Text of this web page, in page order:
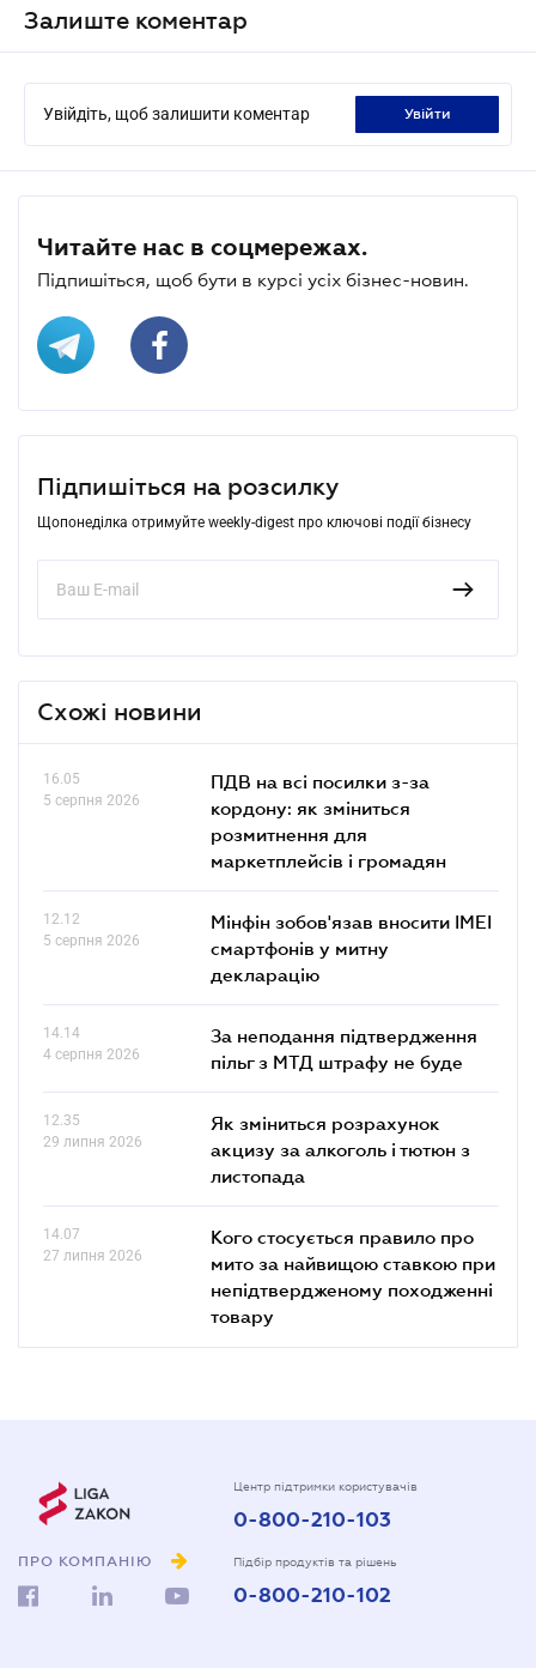
Залиште коментар
Увійдіть, щоб залишити коментар увійти
Читайте нас в соцмережах.
Підпишіться, щоб бути в курсі усіх бізнес-новин.
Підпишіться на розсилку
Щопонеділка отримуйте weekly-digest про ключові події бізнесу
Схожі новини
16.05
5 серпня 2026
ПДВ на всі посилки з-за
кордону: як зміниться
розмитнення для
маркетплейсів і громадян
12.12
5 серпня 2026
Мінфін зобов'язав вносити IMEI
смартфонів у митну
декларацію
14.14
4 серпня 2026
За неподання підтвердження
пільг з МТД штрафу не буде
12.35
29 липня 2026
Як зміниться розрахунок
акцизу за алкоголь і тютюн з
листопада
14.07
27 липня 2026
Кого стосується правило про
мито за найвищою ставкою при
непідтвердженому походженні
товару
ПРО КОМПАНІЮ
Центр підтримки користувачів
0-800-210-103
Підбір продуктів та рішень
0-800-210-102